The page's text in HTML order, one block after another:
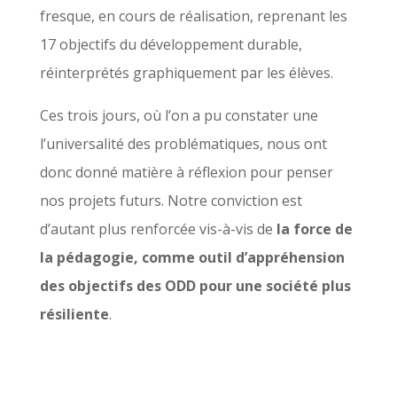
fresque, en cours de réalisation, reprenant les
17 objectifs du développement durable,
réinterprétés graphiquement par les élèves.
Ces trois jours, où l’on a pu constater une
l’universalité des problématiques, nous ont
donc donné matière à réflexion pour penser
nos projets futurs. Notre conviction est
d’autant plus renforcée vis-à-vis de la force de
la pédagogie, comme outil d’appréhension
des objectifs des ODD pour une société plus
résiliente.